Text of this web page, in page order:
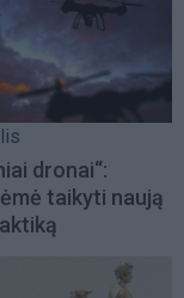
dronai“:
taikyti naują